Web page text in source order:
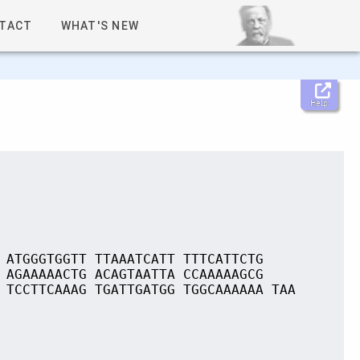
WHAT'S NEW
Help
TTAAATCATT TTTCATTCTG
ACAGTAATTA CCAAAAAGCG
TGATTGATGG TGGCAAAAAA TAA